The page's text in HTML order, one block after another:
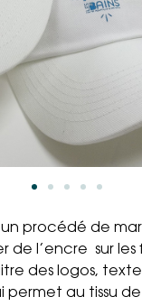
procédé de
de l’encre sur les
des logos,
permet au tissu